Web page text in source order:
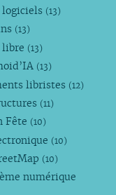
logiciels (13)
(13)
libre (13)
(13)
libristes (12)
(11)
Fête (10)
(10)
(10)
numérique